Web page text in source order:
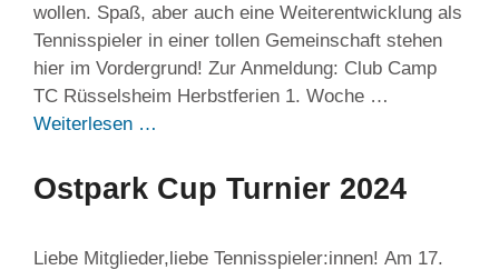
wollen. Spaß, aber auch eine Weiterentwicklung als
Tennisspieler in einer tollen Gemeinschaft stehen
hier im Vordergrund! Zur Anmeldung: Club Camp
TC Rüsselsheim Herbstferien 1. Woche …
Weiterlesen …
Ostpark Cup Turnier 2024
Liebe Mitglieder,liebe Tennisspieler:innen! Am 17.